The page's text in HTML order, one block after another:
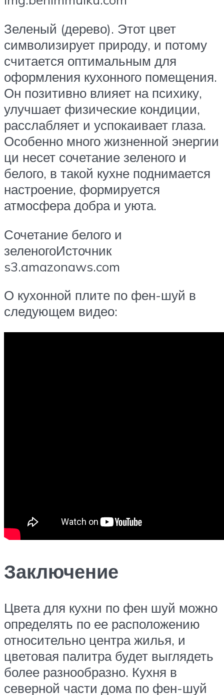
Зеленый (дерево). Этот цвет
символизирует природу, и потому
считается оптимальным для
оформления кухонного помещения.
Он позитивно влияет на психику,
улучшает физические кондиции,
расслабляет и успокаивает глаза.
Особенно много жизненной энергии
ци несет сочетание зеленого и
белого, в такой кухне поднимается
настроение, формируется
атмосфера добра и уюта.
Сочетание белого и
зеленогоИсточник
s3.amazonaws.com
О кухонной плите по фен-шуй в
следующем видео:
Заключение
Цвета для кухни по фен шуй можно
определять по ее расположению
относительно центра жилья, и
цветовая палитра будет выглядеть
более разнообразно. Кухня в
северной части дома по фен-шуй